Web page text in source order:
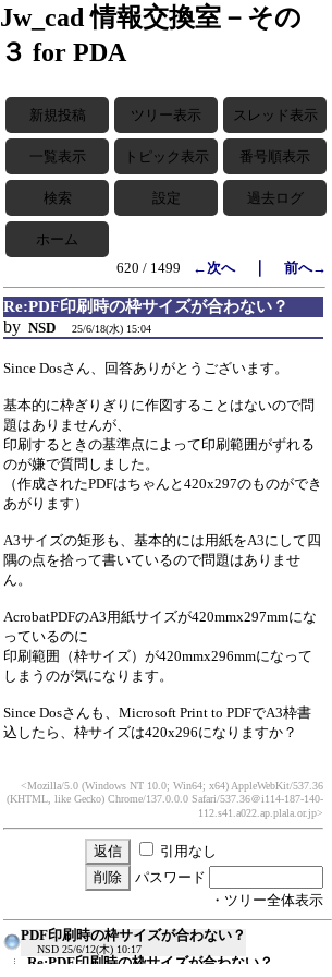
Jw_cad 情報交換室－その
３ for PDA
新規投稿 ツリー表示 スレッド表示
一覧表示 トピック表示 番号順表示
検索 設定 過去ログ
ホーム
620 / 1499
←次へ｜ 前へ→
Re:PDF印刷時の枠サイズが合わない？
by NSD 25/6/18(水) 15:04
Since Dosさん、回答ありがとうございます。
基本的に枠ぎりぎりに作図することはないので問
題はありませんが、
印刷するときの基準点によって印刷範囲がずれる
のが嫌で質問しました。
（作成されたPDFはちゃんと420x297のものができ
あがります）
A3サイズの矩形も、基本的には用紙をA3にして四
隅の点を拾って書いているので問題はありませ
ん。
AcrobatPDFのA3用紙サイズが420mmx297mmにな
っているのに
印刷範囲（枠サイズ）が420mmx296mmになって
しまうのが気になります。
Since Dosさんも、Microsoft Print to PDFでA3枠書
込したら、枠サイズは420x296になりますか？
<Mozilla/5.0 (Windows NT 10.0; Win64; x64) AppleWebKit/537.36
(KHTML, like Gecko) Chrome/137.0.0.0 Safari/537.36＠i114-187-140-
112.s41.a022.ap.plala.or.jp>
引用なし
パスワード
・ツリー全体表示
PDF印刷時の枠サイズが合わない？
NSD 25/6/12(木) 10:17
Re:PDF印刷時の枠サイズが合わない？